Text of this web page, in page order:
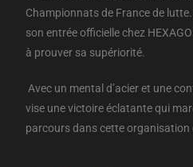
Championnats de France de
son entrée officielle chez
à prouver sa supériorité.
Avec un mental d’acier et une
vise une victoire éclatante qui
parcours dans cette organisation